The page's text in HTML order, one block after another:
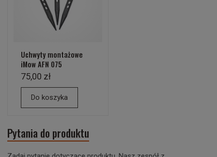
Uchwyty montażowe
iMow AFN 075
75,00 zł
Do koszyka
Pytania do produktu